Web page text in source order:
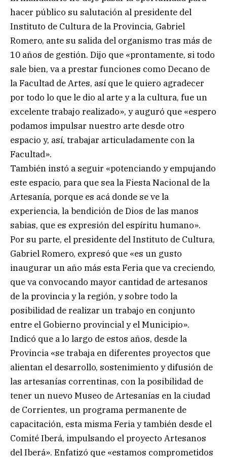
hacer público su salutación al presidente del
Instituto de Cultura de la Provincia, Gabriel
Romero, ante su salida del organismo tras más de
10 años de gestión. Dijo que «prontamente, si todo
sale bien, va a prestar funciones como Decano de
la Facultad de Artes, así que le quiero agradecer
por todo lo que le dio al arte y a la cultura, fue un
excelente trabajo realizado», y auguró que «espero
podamos impulsar nuestro arte desde otro
espacio y, así, trabajar articuladamente con la
Facultad».
También instó a seguir «potenciando y empujando
este espacio, para que sea la Fiesta Nacional de la
Artesanía, porque es acá donde se ve la
experiencia, la bendición de Dios de las manos
sabias, que es expresión del espíritu humano».
Por su parte, el presidente del Instituto de Cultura,
Gabriel Romero, expresó que «es un gusto
inaugurar un año más esta Feria que va creciendo,
que va convocando mayor cantidad de artesanos
de la provincia y la región, y sobre todo la
posibilidad de realizar un trabajo en conjunto
entre el Gobierno provincial y el Municipio».
Indicó que a lo largo de estos años, desde la
Provincia «se trabaja en diferentes proyectos que
alientan el desarrollo, sostenimiento y difusión de
las artesanías correntinas, con la posibilidad de
tener un nuevo Museo de Artesanías en la ciudad
de Corrientes, un programa permanente de
capacitación, esta misma Feria y también desde el
Comité Iberá, impulsando el proyecto Artesanos
del Iberá». Enfatizó que «estamos comprometidos